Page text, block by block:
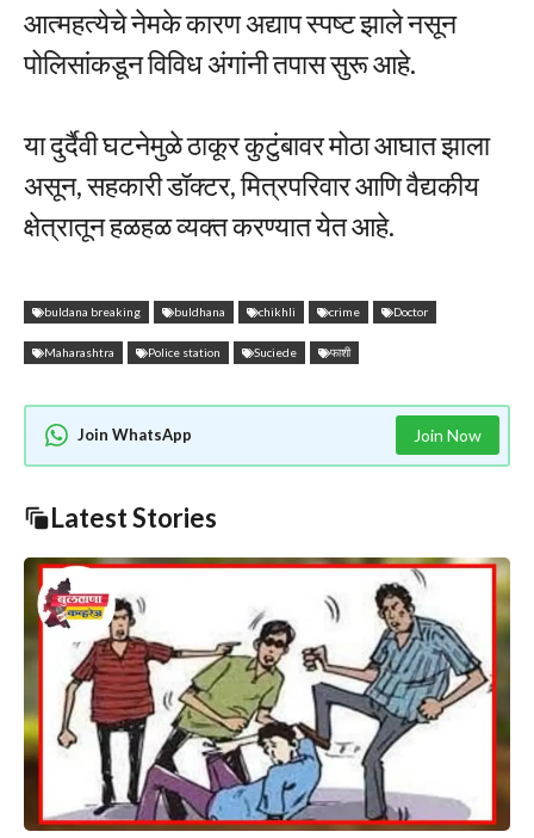
आत्महत्येचे नेमके कारण अद्याप स्पष्ट झाले नसून
पोलिसांकडून विविध अंगांनी तपास सुरू आहे.
या दुर्दैवी घटनेमुळे ठाकूर कुटुंबावर मोठा आघात झाला
असून, सहकारी डॉक्टर, मित्रपरिवार आणि वैद्यकीय
क्षेत्रातून हळहळ व्यक्त करण्यात येत आहे.
buldana breaking buldhana chikhli crime Doctor
Maharashtra Police station Suciede फाशी
Join WhatsApp Join Now
Latest Stories